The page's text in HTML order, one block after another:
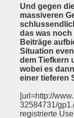
Und gegen
massiveren
das was
Beiträge
Situation
dem Tiefkern
wobei es
einer tieferen
[url=http://
32584731/
registrierte